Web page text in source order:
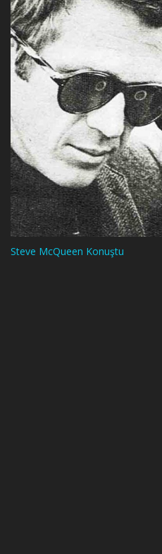
Steve McQueen Konuştu